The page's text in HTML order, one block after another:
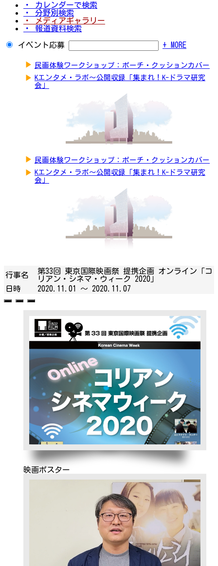
・ カレンダーで検索
・ 分野別検索
・ メディアギャラリー
・ 報道資料検索
イベント応募 + MORE
▶ 民画体験ワークショップ：ポーチ・クッションカバー
▶ Kエンタメ・ラボ～公開収録「集まれ！K-ドラマ研究
会」
▶ 民画体験ワークショップ：ポーチ・クッションカバー
▶ Kエンタメ・ラボ～公開収録「集まれ！K-ドラマ研究
会」
行事名
第33回 東京国際映画祭 提携企画 オンライン「コ
リアン・シネマ・ウィーク 2020」
日時
2020.11.01 ～ 2020.11.07
映画ポスター